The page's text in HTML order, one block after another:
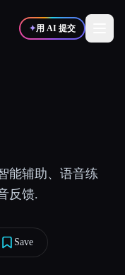
✦用 AI 提交
作者
能辅助、语音练
反馈.
Save